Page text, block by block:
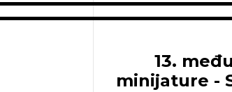
13.
minijature -